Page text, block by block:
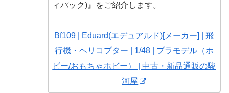
ィパック)』をご紹介します。
Bf109 | Eduard(エデュアルド)[メーカー] | 飛
行機・ヘリコプター | 1/48 | プラモデル（ホ
ビー/おもちゃホビー） | 中古・新品通販の駿
河屋